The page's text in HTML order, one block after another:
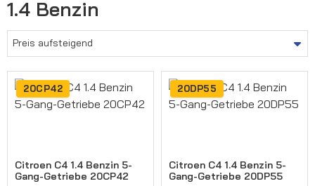
1.4 Benzin
20CP42
Citroen C4 1.4 Benzin 5-
Gang-Getriebe 20CP42
20DP55
Citroen C4 1.4 Benzin 5-
Gang-Getriebe 20DP55